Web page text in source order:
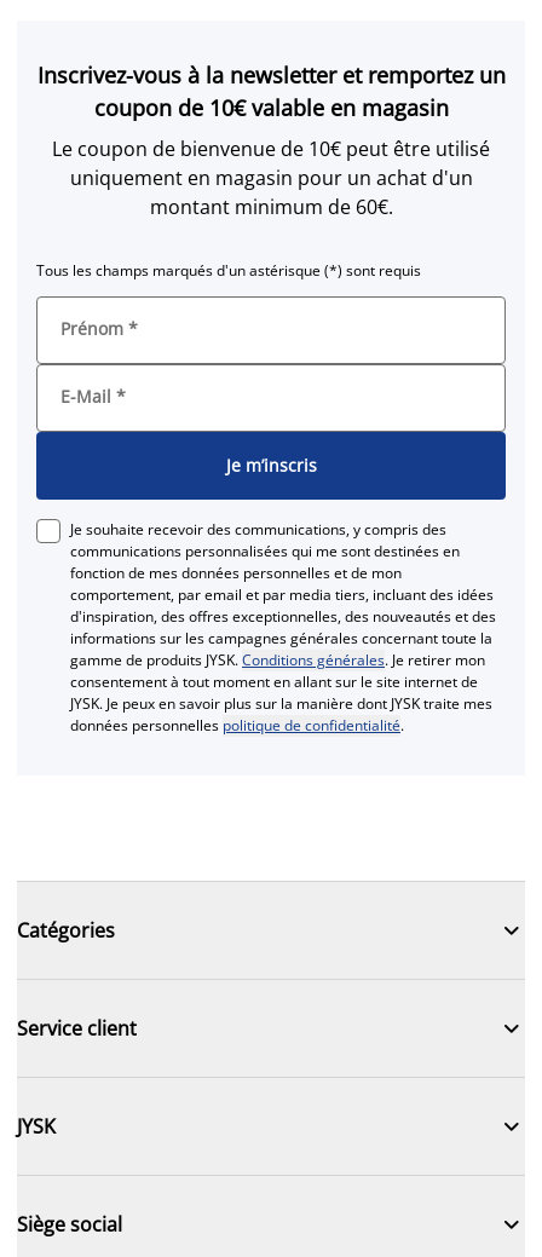
Inscrivez-vous à la newsletter et remportez un
coupon de 10€ valable en magasin
Le coupon de bienvenue de 10€ peut être utilisé
uniquement en magasin pour un achat d'un
montant minimum de 60€.
Tous les champs marqués d'un astérisque (*) sont requis
Prénom *
E-Mail *
Je m’inscris
Je souhaite recevoir des communications, y compris des
communications personnalisées qui me sont destinées en
fonction de mes données personnelles et de mon
comportement, par email et par media tiers, incluant des idées
d'inspiration, des offres exceptionnelles, des nouveautés et des
informations sur les campagnes générales concernant toute la
gamme de produits JYSK.Conditions générales. Je retirer mon
consentement à tout moment en allant sur le site internet de
JYSK. Je peux en savoir plus sur la manière dont JYSK traite mes
données personnelles politique de confidentialité.
Catégories 
Service client 
JYSK 
Siège social 